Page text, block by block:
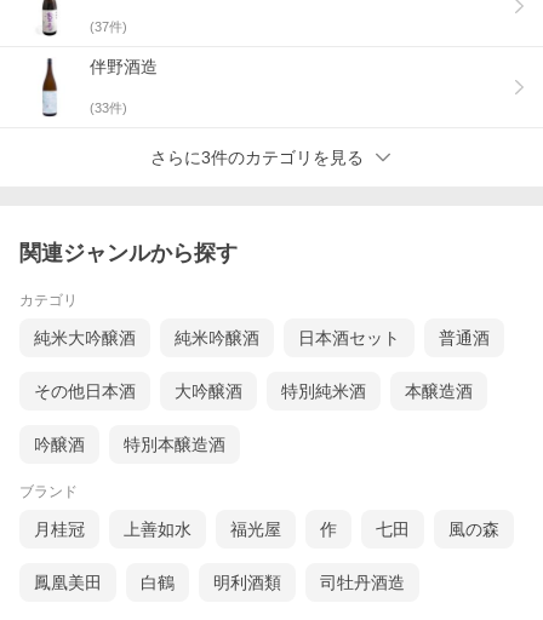
(37件)
伴野酒造
(33件)
さらに3件のカテゴリを見る
関連ジャンルから探す
カテゴリ
純米大吟醸酒 純米吟醸酒 日本酒セット 普通酒
その他日本酒 大吟醸酒 特別純米酒 本醸造酒
吟醸酒 特別本醸造酒
ブランド
月桂冠 上善如水 福光屋 作 七田 風の森
鳳凰美田 白鶴 明利酒類 司牡丹酒造